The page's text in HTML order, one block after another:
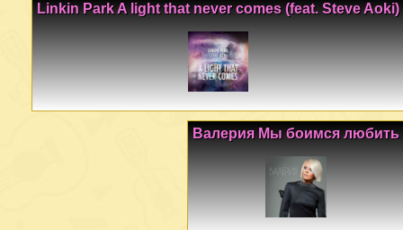
Linkin Park A light that never comes (feat. Steve Aoki)
Валерия Мы боимся любить